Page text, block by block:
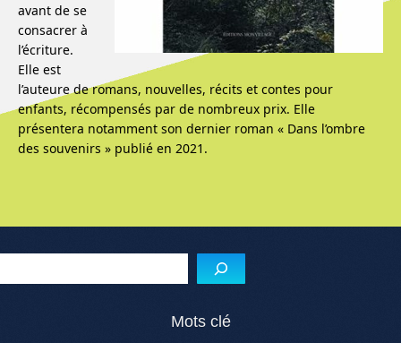
avant de se
consacrer à
l’écriture.
Elle est
l’auteure de romans, nouvelles, récits et contes pour
enfants, récompensés par de nombreux prix. Elle
présentera notamment son dernier roman « Dans l’ombre
des souvenirs » publié en 2021.
Menu de l'article
Mots clé